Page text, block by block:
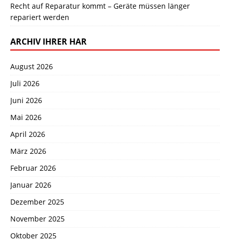
Recht auf Reparatur kommt – Geräte müssen länger
repariert werden
ARCHIV IHRER HAR
August 2026
Juli 2026
Juni 2026
Mai 2026
April 2026
März 2026
Februar 2026
Januar 2026
Dezember 2025
November 2025
Oktober 2025